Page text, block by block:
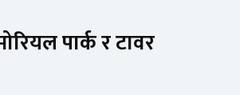
पार्क र टावर